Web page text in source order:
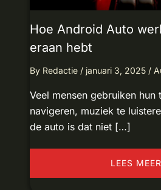
Hoe Android Auto
eraan hebt
By Redactie / januari 3, 2025 /
Veel mensen gebruiken hun
navigeren, muziek te
de auto is dat niet […]
LEES MEER